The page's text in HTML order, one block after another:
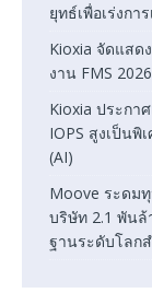
ยุทธ์เพื่อเร่งก
Kioxia จัดแสด
งาน FMS 2026
Kioxia ประกา
IOPS สูงเป็น
(AI)
Moove ระดม
บริษัท 2.1 พันล้
ฐานระดับโลก